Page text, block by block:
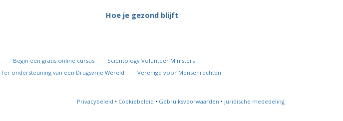
Hoe je gezond blijft
Begin een gratis online cursus
Scientology Volunteer Ministers
Ter ondersteuning van een Drugsvrije Wereld
Verenigd voor Mensenrechten
Privacybeleid • Cookiebeleid • Gebruiksvoorwaarden • Juridische mededeling